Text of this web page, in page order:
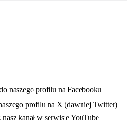
się w nowej karcie
naszego profilu na Facebooku
karcie profilu na X (dawniej Twitter)
się w nowej karcie
kanał w serwisie YouTube